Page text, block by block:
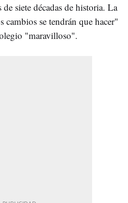
de siete décadas de historia. La
cambios se tendrán que hacer"
"maravilloso".